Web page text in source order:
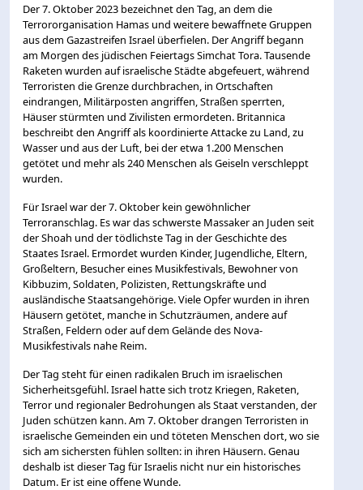
Der 7. Oktober 2023 bezeichnet den Tag, an dem die
Terrororganisation Hamas und weitere bewaffnete Gruppen
aus dem Gazastreifen Israel überfielen. Der Angriff begann
am Morgen des jüdischen Feiertags Simchat Tora. Tausende
Raketen wurden auf israelische Städte abgefeuert, während
Terroristen die Grenze durchbrachen, in Ortschaften
eindrangen, Militärposten angriffen, Straßen sperrten,
Häuser stürmten und Zivilisten ermordeten. Britannica
beschreibt den Angriff als koordinierte Attacke zu Land, zu
Wasser und aus der Luft, bei der etwa 1.200 Menschen
getötet und mehr als 240 Menschen als Geiseln verschleppt
wurden.
Für Israel war der 7. Oktober kein gewöhnlicher
Terroranschlag. Es war das schwerste Massaker an Juden seit
der Shoah und der tödlichste Tag in der Geschichte des
Staates Israel. Ermordet wurden Kinder, Jugendliche, Eltern,
Großeltern, Besucher eines Musikfestivals, Bewohner von
Kibbuzim, Soldaten, Polizisten, Rettungskräfte und
ausländische Staatsangehörige. Viele Opfer wurden in ihren
Häusern getötet, manche in Schutzräumen, andere auf
Straßen, Feldern oder auf dem Gelände des Nova-
Musikfestivals nahe Reim.
Der Tag steht für einen radikalen Bruch im israelischen
Sicherheitsgefühl. Israel hatte sich trotz Kriegen, Raketen,
Terror und regionaler Bedrohungen als Staat verstanden, der
Juden schützen kann. Am 7. Oktober drangen Terroristen in
israelische Gemeinden ein und töteten Menschen dort, wo sie
sich am sichersten fühlen sollten: in ihren Häusern. Genau
deshalb ist dieser Tag für Israelis nicht nur ein historisches
Datum. Er ist eine offene Wunde.